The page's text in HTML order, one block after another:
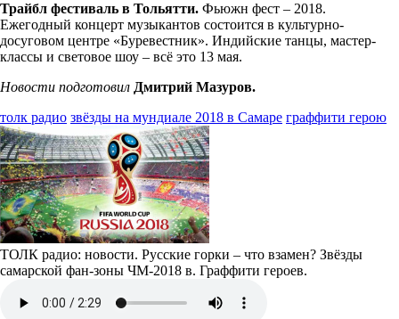
Трайбл фестиваль в Тольятти. Фьюжн фест – 2018.
Ежегодный концерт музыкантов состоится в культурно-
досуговом центре «Буревестник». Индийские танцы, мастер-
классы и световое шоу – всё это 13 мая.
Новости подготовил Дмитрий Мазуров.
толк радио звёзды на мундиале 2018 в Самаре граффити герою
ТОЛК радио: новости. Русские горки – что взамен? Звёзды
самарской фан-зоны ЧМ-2018 в. Граффити героев.